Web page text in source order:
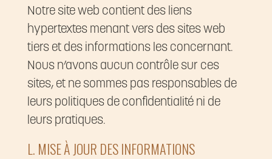
Notre site web contient des liens
hypertextes menant vers des sites web
tiers et des informations les concernant.
Nous n’avons aucun contrôle sur ces
sites, et ne sommes pas responsables de
leurs politiques de confidentialité ni de
leurs pratiques.
L. MISE À JOUR DES INFORMATIONS